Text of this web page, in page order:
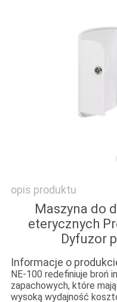
POLITYKA
opis produktu
Maszyna do
eterycznych
Dyfuzor
Informacje o
NE-100 redefiniuje broń
zapachowych, które
wysoką wydajność